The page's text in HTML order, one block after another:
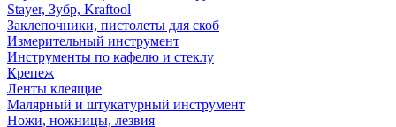
Stayer, Зубр, Kraftool
Заклепочники, пистолеты для скоб
Измерительный инструмент
Инструменты по кафелю и стеклу
Крепеж
Ленты клеящие
Малярный и штукатурный инструмент
Ножи, ножницы, лезвия